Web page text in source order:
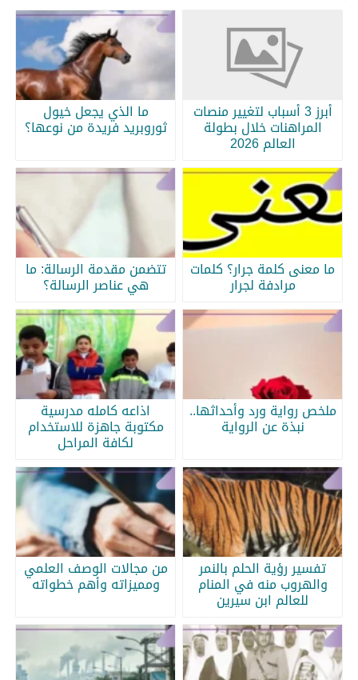
أبرز 3 أسباب لتغيير منصات
المراهنات خلال بطولة
العالم 2026
ما الذي يجعل خيول
ثوروبريد فريدة من نوعها؟
ما معنى كلمة جرار؟ كلمات
مرادفة لجرار
تتضمن مقدمة الرسالة: ما
هي عناصر الرسالة؟
ملخص رواية ورد وأحداثها..
نبذة عن الرواية
اذاعه كامله مدرسية
مكتوبة جاهزة للاستخدام
لكافة المراحل
تفسير رؤية الحلم بالنمر
والهروب منه في المنام
للعالم ابن سيرين
من مجالات الوصف العلمي
ومميزاته وأهم خطواته